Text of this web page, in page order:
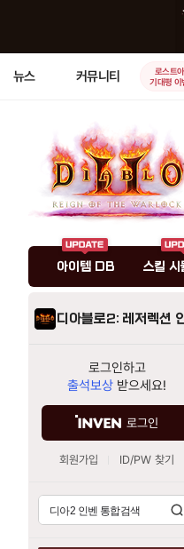
뉴스 커뮤니티
로스트
기대평 이
아이템 DB 스킬 시
디아블로2: 레저렉션
로그인하고
출석보상 받으세요!
로그인
회원가입 ID/PW 찾기